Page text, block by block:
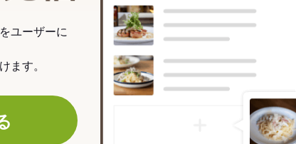
食べログでお店の情報を発信
ユーザーに
ます。